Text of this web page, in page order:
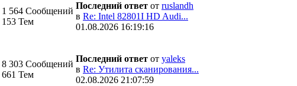
1 564 Сообщений
153 Тем
Последний ответ от ruslandh
в Re: Intel 82801I HD Audi...
01.08.2026 16:19:16
8 303 Сообщений
661 Тем
Последний ответ от yaleks
в Re: Утилита сканирования...
02.08.2026 21:07:59